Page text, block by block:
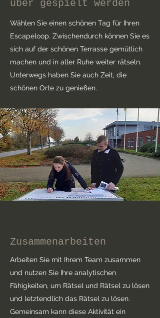
über gespielt werden
Wählen Sie einen schönen Tag für Ihren
Escapeloop. Zwischendurch können Sie es
sich auf der schönen Terrasse gemütlich
machen und in aller Ruhe weiter rätseln.
Unterwegs haben Sie auch Zeit, die
schönen Orte zu genießen.
Zusammenarbeiten
Arbeiten Sie mit Ihrem Team zusammen
und nutzen Sie Ihre analytischen
Fähigkeiten, um Rätsel und Rätsel zu lösen
und letztendlich das Rätsel zu lösen.
Gemeinsam kann diese Aktivität ein